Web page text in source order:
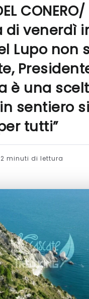
di venerdì
Lupo non
è una
sentiero
tutti”
2 minuti di lettura